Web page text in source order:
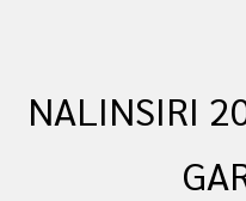
NALINSIRI